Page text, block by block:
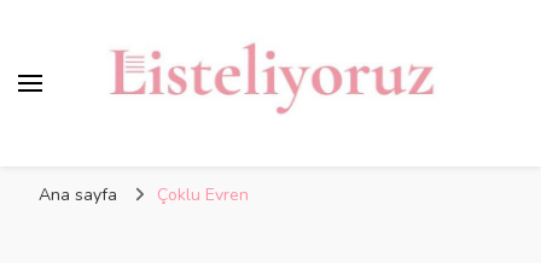
Ana sayfa Çoklu Evren